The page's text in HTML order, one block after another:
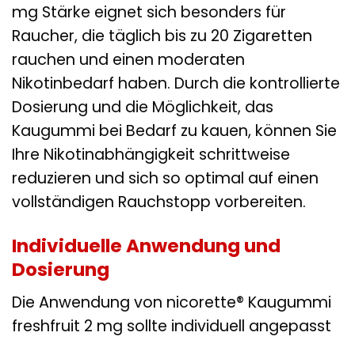
mg Stärke eignet sich besonders für
Raucher, die täglich bis zu 20 Zigaretten
rauchen und einen moderaten
Nikotinbedarf haben. Durch die kontrollierte
Dosierung und die Möglichkeit, das
Kaugummi bei Bedarf zu kauen, können Sie
Ihre Nikotinabhängigkeit schrittweise
reduzieren und sich so optimal auf einen
vollständigen Rauchstopp vorbereiten.
Individuelle Anwendung und
Dosierung
Die Anwendung von nicorette® Kaugummi
freshfruit 2 mg sollte individuell angepasst